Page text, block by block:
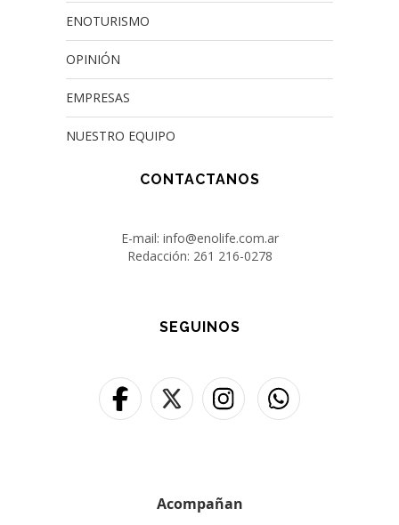
ENOTURISMO
OPINIÓN
EMPRESAS
NUESTRO EQUIPO
CONTACTANOS
E-mail: info@enolife.com.ar
Redacción: 261 216-0278
SEGUINOS
Acompañan